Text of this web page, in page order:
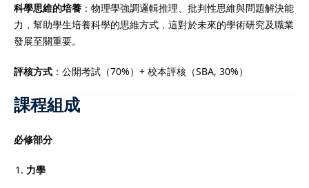
科學思維的培養 ：物理學強調邏輯推理、批判性思維與問題解決能
力，幫助學生培養科學的思維方式，這對於未來的學術研究及職業
發展至關重要。
評核方式 ：公開考試（70%）+ 校本評核（SBA, 30%）
課程組成
必修部分
力學